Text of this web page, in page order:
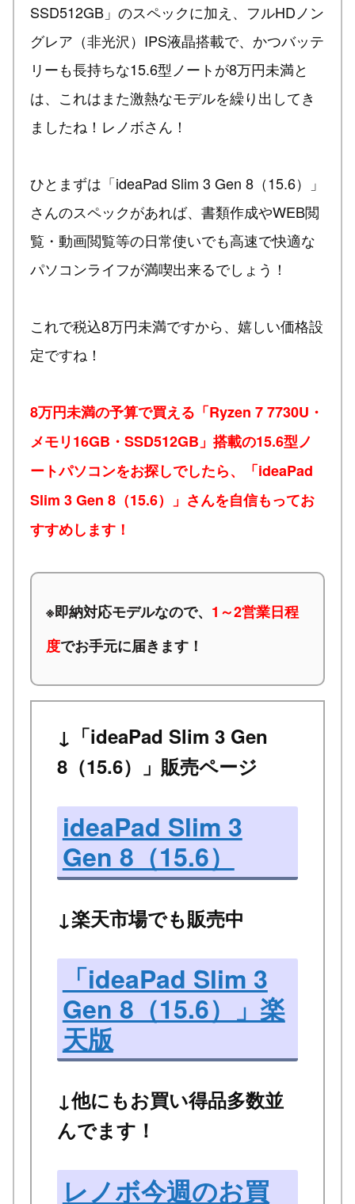
SSD512GB」のスペックに加え、フルHDノン
グレア（非光沢）IPS液晶搭載で、かつバッテ
リーも長持ちな15.6型ノートが8万円未満と
は、これはまた激熱なモデルを繰り出してき
ましたね！レノボさん！
ひとまずは「ideaPad Slim 3 Gen 8（15.6）」
さんのスペックがあれば、書類作成やWEB閲
覧・動画閲覧等の日常使いでも高速で快適な
パソコンライフが満喫出来るでしょう！
これで税込8万円未満ですから、嬉しい価格設
定ですね！
8万円未満の予算で買える「Ryzen 7 7730U・
メモリ16GB・SSD512GB」搭載の15.6型ノ
ートパソコンをお探しでしたら、「ideaPad
Slim 3 Gen 8（15.6）」さんを自信もってお
すすめします！
※即納対応モデルなので、 1～2営業日程
度でお手元に届きます！
↓「ideaPad Slim 3 Gen
8（15.6）」販売ページ
ideaPad Slim 3
Gen 8（15.6）
↓楽天市場でも販売中
「ideaPad Slim 3
Gen 8（15.6）」楽
天版
↓他にもお買い得品多数並
んでます！
レノボ今週のお買